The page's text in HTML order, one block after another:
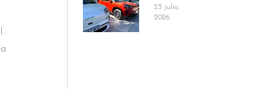
23 julio,
2026